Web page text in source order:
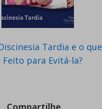
Tardia e o que
Feito para Evitá-la?
Compartilhe